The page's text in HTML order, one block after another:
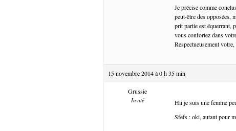
Je précise comme
peut-être des opposées,
prit partie est équerrant,
vous confortez dans
Respectueusement
15 novembre 2014 à 0 h 35 min
Grussie
Invité
Hii je suis une femme
Sfefs : oki, autant pour